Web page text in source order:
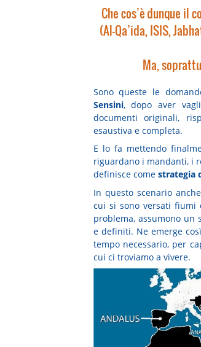
Che cos’è dunque il
(Al-Qa’ida, ISIS,
Ma,
Sono queste le
Sensini, dopo aver
documenti originali,
esaustiva e completa.
E lo fa mettendo
riguardano i mandanti, i
definisce come strategia
In questo scenario anche
cui si sono versati fiumi
problema, assumono
e definiti. Ne emerge
tempo necessario, per
cui ci troviamo a vivere.